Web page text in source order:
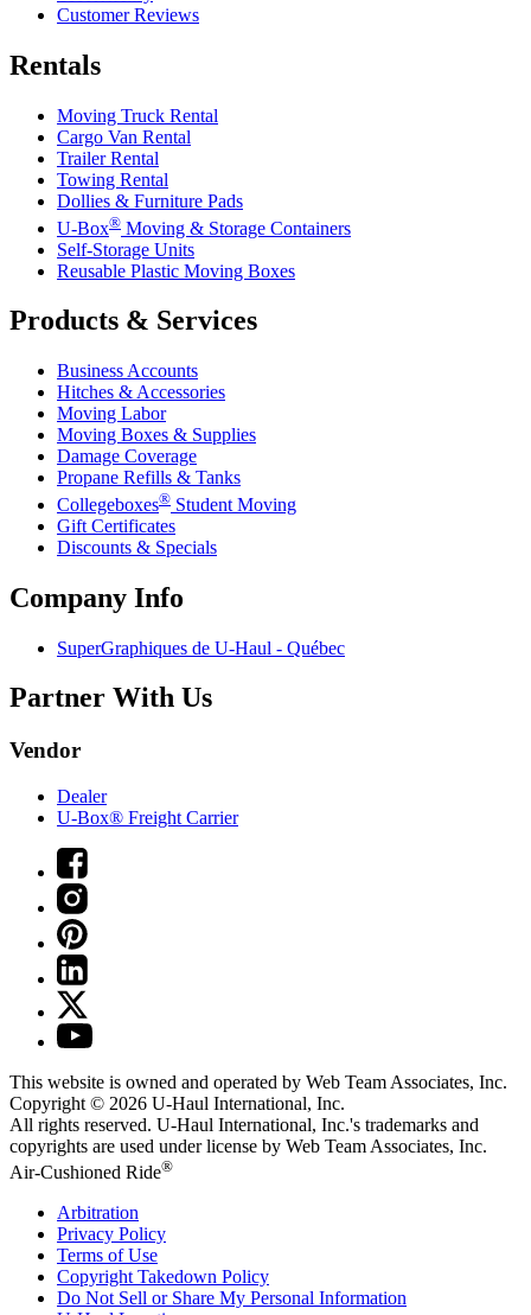
Customer Reviews
Rentals
Moving Truck Rental
Cargo Van Rental
Trailer Rental
Towing Rental
Dollies & Furniture Pads
U-Box® Moving & Storage Containers
Self-Storage Units
Reusable Plastic Moving Boxes
Products & Services
Business Accounts
Hitches & Accessories
Moving Labor
Moving Boxes & Supplies
Damage Coverage
Propane Refills & Tanks
Collegeboxes® Student Moving
Gift Certificates
Discounts & Specials
Company Info
SuperGraphiques de U-Haul - Québec
Partner With Us
Vendor
Dealer
U-Box® Freight Carrier
This website is owned and operated by Web Team Associates, Inc.
Copyright © 2026 U-Haul International, Inc.
All rights reserved. U-Haul International, Inc.'s trademarks and
copyrights are used under license by Web Team Associates, Inc.
Air-Cushioned Ride®
Arbitration
Privacy Policy
Terms of Use
Copyright Takedown Policy
Do Not Sell or Share My Personal Information